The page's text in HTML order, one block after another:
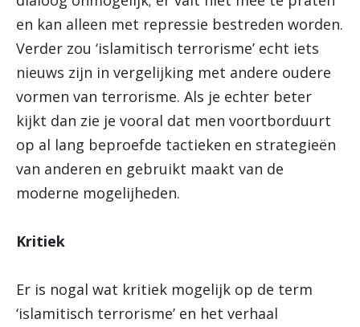
en kan alleen met repressie bestreden worden.
Verder zou ‘islamitisch terrorisme’ echt iets
nieuws zijn in vergelijking met andere oudere
vormen van terrorisme. Als je echter beter
kijkt dan zie je vooral dat men voortborduurt
op al lang beproefde tactieken en strategieën
van anderen en gebruikt maakt van de
moderne mogelijheden.
Kritiek
Er is nogal wat kritiek mogelijk op de term
‘islamitisch terrorisme’ en het verhaal